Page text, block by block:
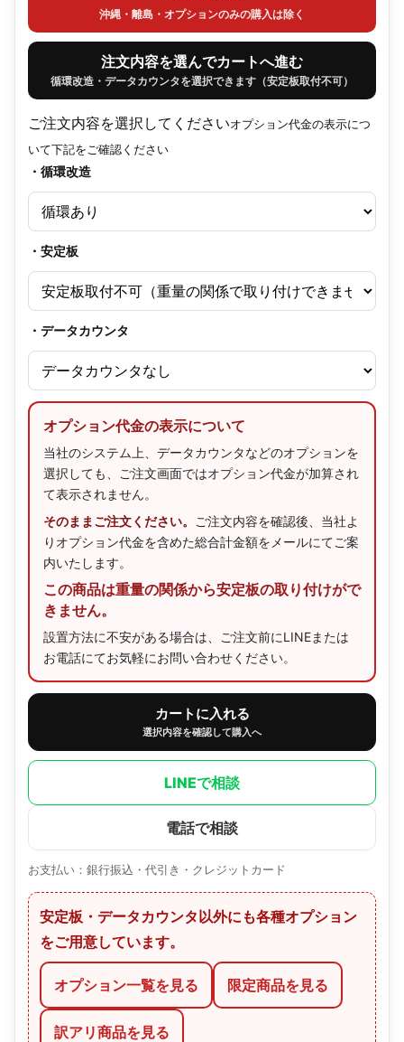
沖縄・離島・オプションのみの購入は除く
注文内容を選んでカートへ進む
循環改造・データカウンタを選択できます（安定板取付不可）
ご注文内容を選択してくださいオプション代金の表示につ
いて下記をご確認ください
・循環改造
・安定板
・データカウンタ
オプション代金の表示について
当社のシステム上、データカウンタなどのオプションを
選択しても、ご注文画面ではオプション代金が加算され
て表示されません。
そのままご注文ください。
ご注文内容を確認後、当社よ
りオプション代金を含めた総合計金額をメールにてご案
内いたします。
この商品は重量の関係から安定板の取り付けがで
きません。
設置方法に不安がある場合は、ご注文前にLINEまたは
お電話にてお気軽にお問い合わせください。
カートに入れる
選択内容を確認して購入へ
LINEで相談
電話で相談
お支払い：銀行振込・代引き・クレジットカード
安定板・データカウンタ以外にも各種オプション
をご用意しています。
オプション一覧を見る 限定商品を見る
訳アリ商品を見る